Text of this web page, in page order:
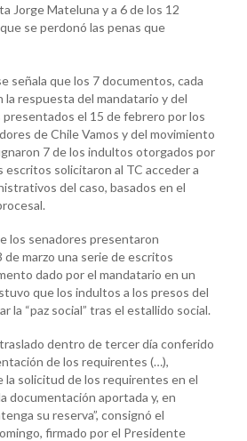
Jorge Mateluna y a 6 de los 12
se perdonó las penas que
señala que los 7 documentos, cada
la respuesta del mandatario y del
el 15 de febrero por los
de Chile Vamos y del movimiento
7 de los indultos otorgados por
escritos solicitaron al TC acceder a
del caso, basados en el
los senadores presentaron
marzo una serie de escritos
dado por el mandatario en un
que los indultos a los presos del
la “paz social” tras el estallido social.
dentro de tercer día conferido
de los requirentes (…),
la solicitud de los requirentes en el
documentación aportada y, en
su reserva”, consignó el
firmado por el Presidente